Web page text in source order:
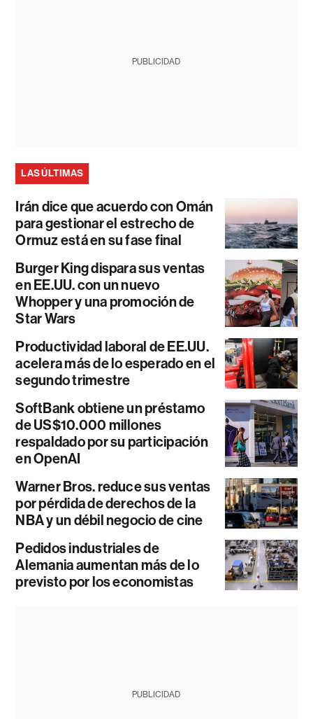
PUBLICIDAD
LAS ÚLTIMAS
Irán dice que acuerdo con Omán
para gestionar el estrecho de
Ormuz está en su fase final
Burger King dispara sus ventas
en EE.UU. con un nuevo
Whopper y una promoción de
Star Wars
Productividad laboral de EE.UU.
acelera más de lo esperado en el
segundo trimestre
SoftBank obtiene un préstamo
de US$10.000 millones
respaldado por su participación
en OpenAI
Warner Bros. reduce sus ventas
por pérdida de derechos de la
NBA y un débil negocio de cine
Pedidos industriales de
Alemania aumentan más de lo
previsto por los economistas
PUBLICIDAD